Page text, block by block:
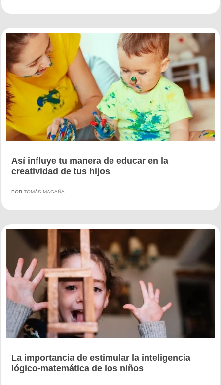
Así influye tu manera de educar en la
creatividad de tus hijos
POR TOMÁS MAGAÑA
La importancia de estimular la inteligencia
lógico-matemática de los niños